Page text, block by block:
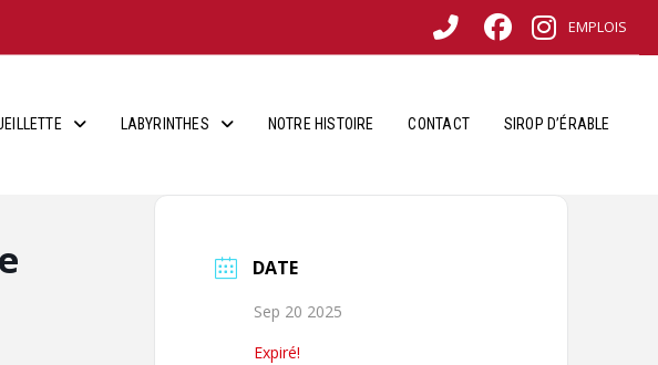
EMPLOIS
LABYRINTHES NOTRE HISTOIRE CONTACT SIROP D’ÉRABLE
DATE
Sep 20 2025
Expiré!